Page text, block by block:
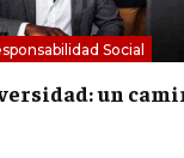
Social
un